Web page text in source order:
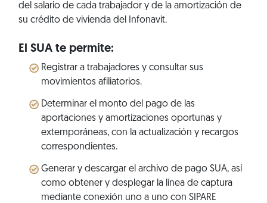
del salario de cada trabajador y de la amortización de
su crédito de vivienda del Infonavit.
El SUA te permite:
Registrar a trabajadores y consultar sus
movimientos afiliatorios.
Determinar el monto del pago de las
aportaciones y amortizaciones oportunas y
extemporáneas, con la actualización y recargos
correspondientes.
Generar y descargar el archivo de pago SUA, así
como obtener y desplegar la línea de captura
mediante conexión uno a uno con SIPARE